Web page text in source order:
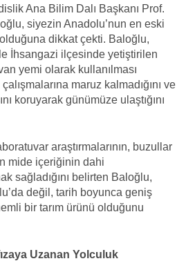
Ana Bilim Dalı Başkanı Prof.
siyezin Anadolu’nun en eski
dikkat çekti. Baloğlu,
İhsangazi ilçesinde yetiştirilen
yemi olarak kullanılması
maruz kalmadığını ve
koruyarak günümüze ulaştığını
araştırmalarının, buzullar
mide içeriğinin dahi
sağladığını belirten Baloğlu,
değil, tarih boyunca geniş
bir tarım ürünü olduğunu
Uzanan Yolculuk